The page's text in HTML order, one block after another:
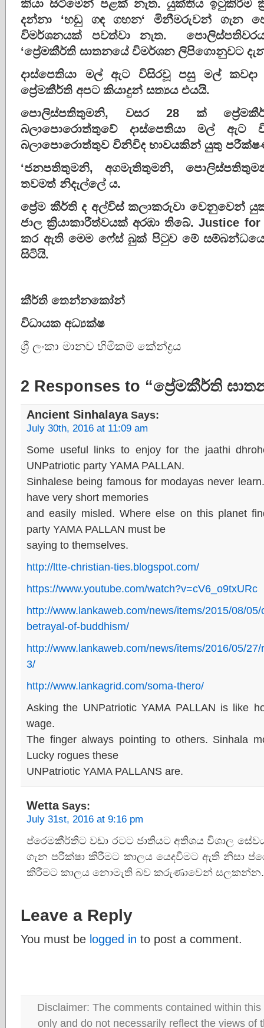
කියා සිටීමෙන් පළක් නැත. යුක්තිය ඉටුකිරීම
දන්නා ‘හඩු ගඳ ගහන‘ මිනීමරුවන් ගැන
විමර්ශනයක් පවත්වා නැත.
‘ප්‍රේමකීර්ති ඝාතනයේ විමර්ශන ලිපිගොනුවට
දාස්පෙතියා මල් ඇට විසිරවූ පසු මල්
ප්‍රේමකීර්ති අපට කියාදුන් සත්‍යය එයයි.
පොලිස්පතිතුමනි, වසර 28 ක්
බලාපොරොත්තුවේ දාස්පෙතියා මල්
බලාපොරොත්තුව විනිවිද භාවයකින් යුතු
‘ජනපතිතුමනි, අගමැතිතුමනි,
තවමත් නිදැල්ලේ ය.
ප්‍රේම කීර්ති ද අල්විස් කලාකරුවා වෙනුවෙන්
ජාල ක්‍රියාකාරීත්වයක් අරඹා තිබේ. Justice
කර ඇති මෙම ෆේස් බුක් පිටුව මේ
සිටියි.
කීර්ති තෙන්නකෝන්
විධායක අධ්‍යක්ෂ
ශ්‍රී ලංකා මානව හිමිකම් කේන්ද්‍රය
2 Responses to “ප්‍රේමකීර්ති
Ancient SinhalayaSays:
July 30th, 2016 at 11:09 am
Some useful links to enjoy for the jaathi
UNPatriotic party YAMA PALLAN.
Sinhalese being famous for modayas never
have very short memories
and easily misled. Where else on this planet
party YAMA PALLAN must be
saying to themselves.
http://ltte-christian-ties.blogspot.com/
https://www.youtube.com/watch?v=cV6_o9txURc
http://www.lankaweb.com/news/items/2015/08/
betrayal-of-buddhism/
http://www.lankaweb.com/news/items/2016/05/
3/
http://www.lankagrid.com/soma-thero/
Asking the UNPatriotic YAMA PALLAN is like
wage.
The finger always pointing to others. Sinhala
Lucky rogues these
UNPatriotic YAMA PALLANS are.
WettaSays:
July 31st, 2016 at 9:16 pm
ප්රෙමකීර්තිට වඩා රටට ජාතියට අතිශය විශාල
ගැන පරීක්ෂා කිරීමට කාලය යෙදවීමට ඇති නිසා
කිරීමට කාලය නොමැති බව කරුණාවෙන් සලකන්න.
Leave a Reply
You must be logged in to post a comment.
Disclaimer: The comments contained within
only and do not necessarily reflect the views of